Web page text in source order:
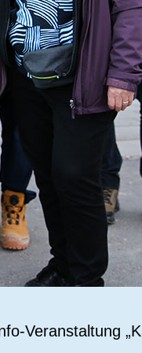
Veranstaltung